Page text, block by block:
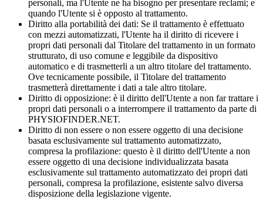
personali, ma l'Utente ne ha bisogno per presentare reclami; e
quando l'Utente si è opposto al trattamento.
Diritto alla portabilità dei dati: Se il trattamento è effettuato
con mezzi automatizzati, l'Utente ha il diritto di ricevere i
propri dati personali dal Titolare del trattamento in un formato
strutturato, di uso comune e leggibile da dispositivo
automatico e di trasmetterli a un altro titolare del trattamento.
Ove tecnicamente possibile, il Titolare del trattamento
trasmetterà direttamente i dati a tale altro titolare.
Diritto di opposizione: è il diritto dell'Utente a non far trattare i
propri dati personali o a interrompere il trattamento da parte di
PHYSIOFINDER.NET.
Diritto di non essere o non essere oggetto di una decisione
basata esclusivamente sul trattamento automatizzato,
compresa la profilazione: questo è il diritto dell'Utente a non
essere oggetto di una decisione individualizzata basata
esclusivamente sul trattamento automatizzato dei propri dati
personali, compresa la profilazione, esistente salvo diversa
disposizione della legislazione vigente.